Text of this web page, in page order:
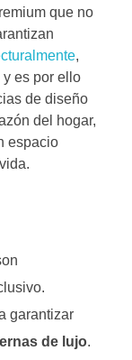
que no
,
es por ello
de diseño
del hogar,
espacio
garantizar
de lujo.